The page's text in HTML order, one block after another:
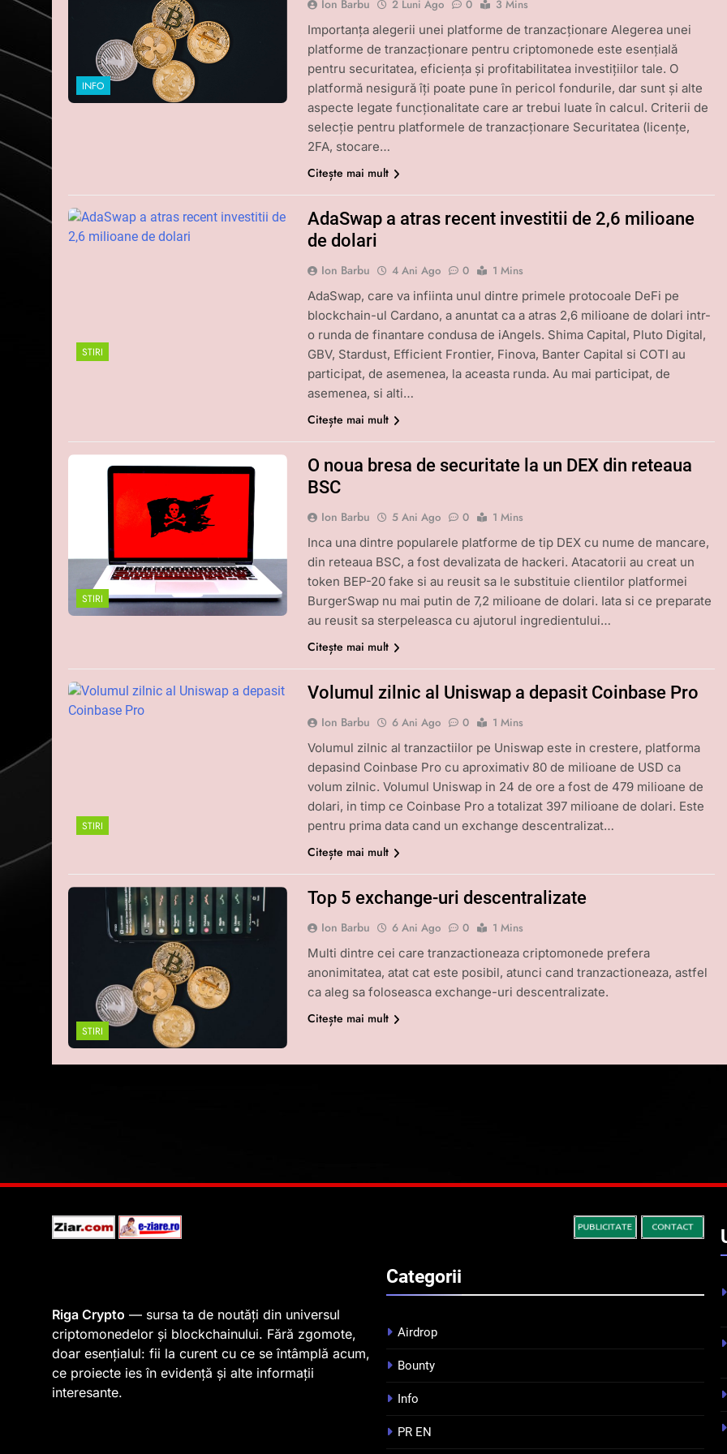
INFO
Ion Barbu 2 Luni Ago 0
3 Mins
Importanța alegerii unei platforme de tranzacționare Alegerea unei
platforme de tranzacționare pentru criptomonede este esențială
pentru securitatea, eficiența și profitabilitatea investițiilor tale. O
platformă nesigură îți poate pune în pericol fondurile, dar sunt și alte
aspecte legate funcționalitate care ar trebui luate în calcul. Criterii de
selecție pentru platformele de tranzacționare Securitatea (licențe,
2FA, stocare…
Citește mai mult
STIRI
AdaSwap a atras recent investitii de 2,6 milioane
de dolari
Ion Barbu 4 Ani Ago 0
1 Mins
AdaSwap, care va infiinta unul dintre primele protocoale DeFi pe
blockchain-ul Cardano, a anuntat ca a atras 2,6 milioane de dolari intr-
o runda de finantare condusa de iAngels. Shima Capital, Pluto Digital,
GBV, Stardust, Efficient Frontier, Finova, Banter Capital si COTI au
participat, de asemenea, la aceasta runda. Au mai participat, de
asemenea, si alti…
Citește mai mult
STIRI
O noua bresa de securitate la un DEX din reteaua
BSC
Ion Barbu 5 Ani Ago 0
1 Mins
Inca una dintre popularele platforme de tip DEX cu nume de mancare,
din reteaua BSC, a fost devalizata de hackeri. Atacatorii au creat un
token BEP-20 fake si au reusit sa le substituie clientilor platformei
BurgerSwap nu mai putin de 7,2 milioane de dolari. Iata si ce preparate
au reusit sa sterpeleasca cu ajutorul ingredientului…
Citește mai mult
STIRI
Volumul zilnic al Uniswap a depasit Coinbase Pro
Ion Barbu 6 Ani Ago 0
1 Mins
Volumul zilnic al tranzactiilor pe Uniswap este in crestere, platforma
depasind Coinbase Pro cu aproximativ 80 de milioane de USD ca
volum zilnic. Volumul Uniswap in 24 de ore a fost de 479 milioane de
dolari, in timp ce Coinbase Pro a totalizat 397 milioane de dolari. Este
pentru prima data cand un exchange descentralizat…
Citește mai mult
STIRI
Top 5 exchange-uri descentralizate
Ion Barbu 6 Ani Ago 0
1 Mins
Multi dintre cei care tranzactioneaza criptomonede prefera
anonimitatea, atat cat este posibil, atunci cand tranzactioneaza, astfel
ca aleg sa foloseasca exchange-uri descentralizate.
Citește mai mult
Riga Crypto — sursa ta de noutăți din universul
criptomonedelor și blockchainului. Fără zgomote,
doar esențialul: fii la curent cu ce se întâmplă acum,
ce proiecte ies în evidență și alte informații
interesante.
Categorii
Airdrop
Bounty
Info
PR EN